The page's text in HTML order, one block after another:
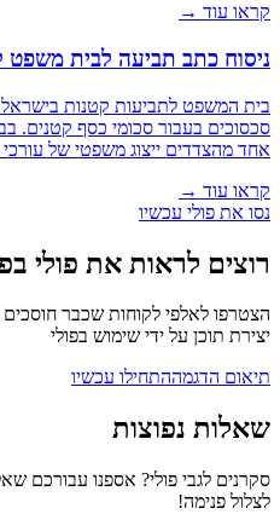
קראו עוד →
ניסוח כתב תביעה לבית משפט
בית המשפט לתביעות קטנות
סכסוכים בעבור סכומי כסף קטנים.
אחד מהצדדים ייצוג משפטי של עורכי
קראו עוד →
נסו את פולי עכשיו
רוצים לראות את פולי
יצירת תוכן על ידי שימוש בפולי
תיאום הדגמההתחילו עכשיו
שאלות נפוצות
סקרנים לגבי פולי? אספנו עבורכם
לצלול פנימה!